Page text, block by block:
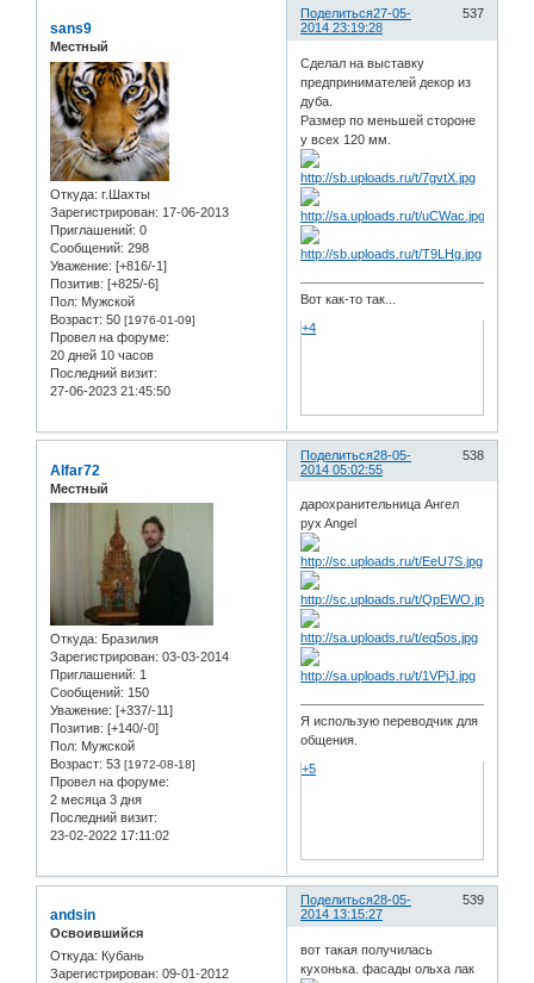
Поделиться 537
27-05-
2014 23:19:28
sans9
Местный
Откуда: г.Шахты
Зарегистрирован: 17-06-2013
Приглашений: 0
Сообщений: 298
Уважение: [+816/-1]
Позитив: [+825/-6]
Пол: Мужской
Возраст: 50 [1976-01-09]
Провел на форуме:
20 дней 10 часов
Последний визит:
27-06-2023 21:45:50
Сделал на выставку
предпринимателей декор из
дуба.
Размер по меньшей стороне
у всех 120 мм.
Вот как-то так...
+4
Поделиться 538
28-05-
2014 05:02:55
Alfar72
Местный
Откуда: Бразилия
Зарегистрирован: 03-03-2014
Приглашений: 1
Сообщений: 150
Уважение: [+337/-11]
Позитив: [+140/-0]
Пол: Мужской
Возраст: 53 [1972-08-18]
Провел на форуме:
2 месяца 3 дня
Последний визит:
23-02-2022 17:11:02
дарохранительница Ангел
pyx Angel
Я использую переводчик для
общения.
+5
Поделиться 539
28-05-
2014 13:15:27
andsin
Освоившийся
Откуда: Кубань
Зарегистрирован: 09-01-2012
вот такая получилась
кухонька. фасады ольха лак